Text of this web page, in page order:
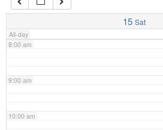
15 Sat
All-day
7:00 am
8:00 am
9:00 am
10:00 am